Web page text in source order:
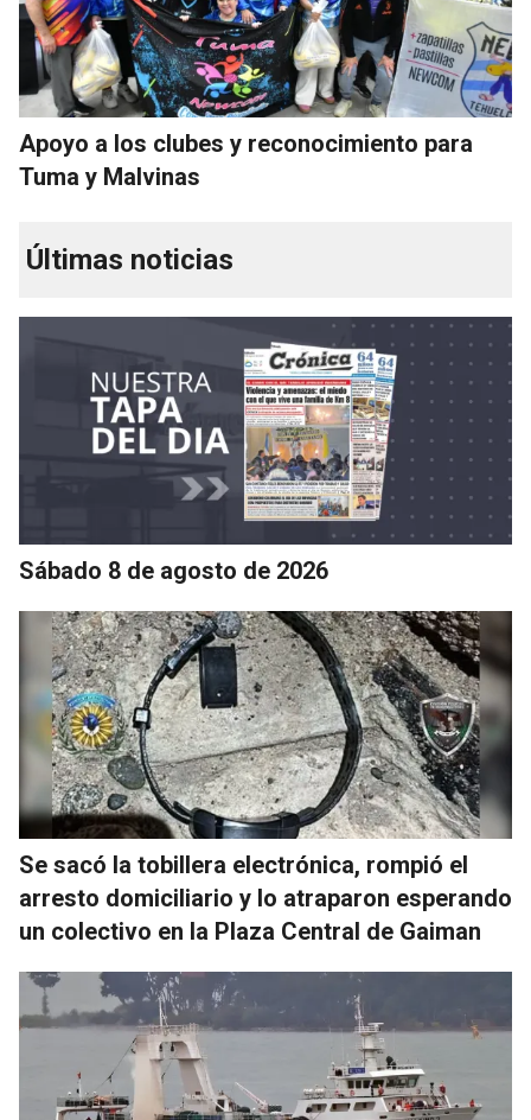
Apoyo a los clubes y reconocimiento para
Tuma y Malvinas
Últimas noticias
Sábado 8 de agosto de 2026
Se sacó la tobillera electrónica, rompió el
arresto domiciliario y lo atraparon esperando
un colectivo en la Plaza Central de Gaiman